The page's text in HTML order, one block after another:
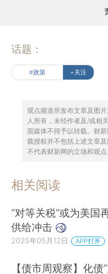
话题：
#政策 +关注
观点频道所发布文章及图
人所有，未经作者及/或相
面媒体不得予以转载。财
载授权并不包括上述文章
不代表财新网的立场和观点
相关阅读
“对等关税”或为美国
供给冲击
2025年05月12日 APP打开
【债市周观察】化债